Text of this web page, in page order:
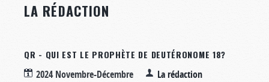
LA RÉDACTION
QR - QUI EST LE PROPHÈTE DE DEUTÉRONOME 18?
2024 Novembre-Décembre La rédaction